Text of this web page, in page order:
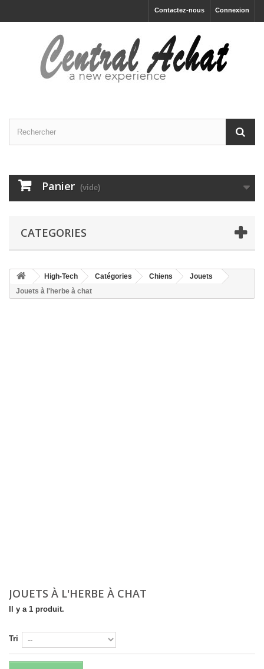
Connexion
Contactez-nous
Panier (vide)
CATEGORIES
High-Tech Catégories Chiens
Jouets
Jouets à l'herbe à chat
JOUETS À L'HERBE À CHAT
Il y a 1 produit.
Tri